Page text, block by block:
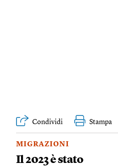
Condividi Stampa
MIGRAZIONI
Il 2023 è stato